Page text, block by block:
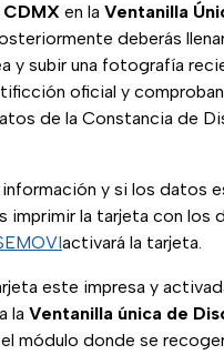
en la Ventanilla
deberás
y subir una fotografía
oficial y
de la Constancia de
información y si los datos
imprimir la tarjeta con los
activará la tarjeta.
este impresa y
la Ventanilla única de
módulo donde se